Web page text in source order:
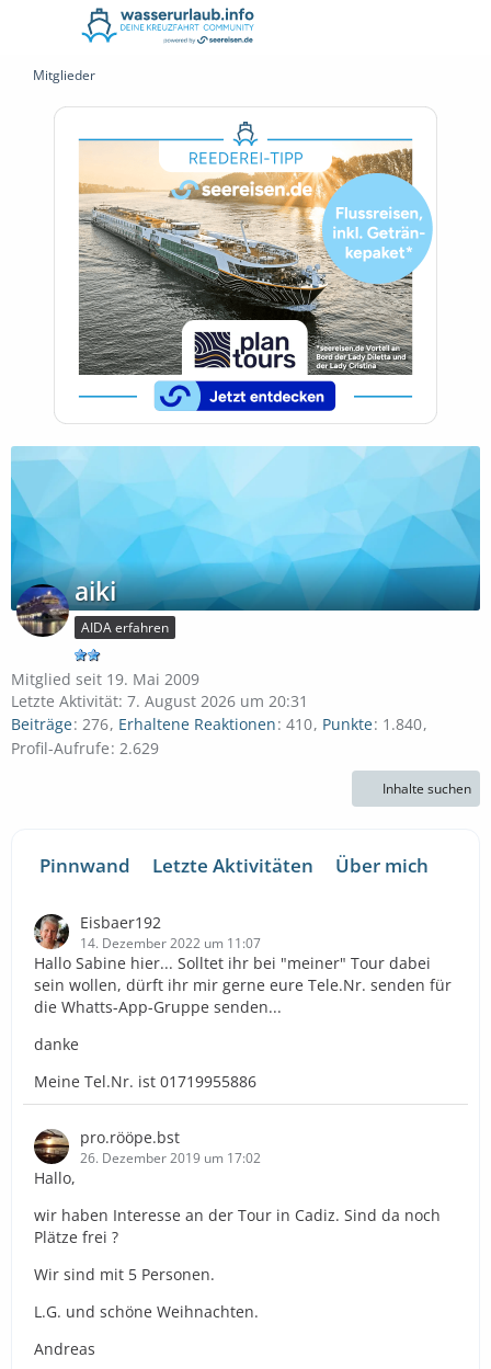
Mitglieder
aiki
AIDA erfahren
Mitglied seit 19. Mai 2009
Letzte Aktivität: 7. August 2026 um 20:31
Beiträge 276 Erhaltene Reaktionen 410 Punkte 1.840
Profil-Aufrufe 2.629
Inhalte suchen
Pinnwand Letzte Aktivitäten Über mich
Eisbaer192
14. Dezember 2022 um 11:07
Hallo Sabine hier... Solltet ihr bei "meiner" Tour dabei
sein wollen, dürft ihr mir gerne eure Tele.Nr. senden für
die Whatts-App-Gruppe senden...
danke
Meine Tel.Nr. ist 01719955886
pro.rööpe.bst
26. Dezember 2019 um 17:02
Hallo,
wir haben Interesse an der Tour in Cadiz. Sind da noch
Plätze frei ?
Wir sind mit 5 Personen.
L.G. und schöne Weihnachten.
Andreas